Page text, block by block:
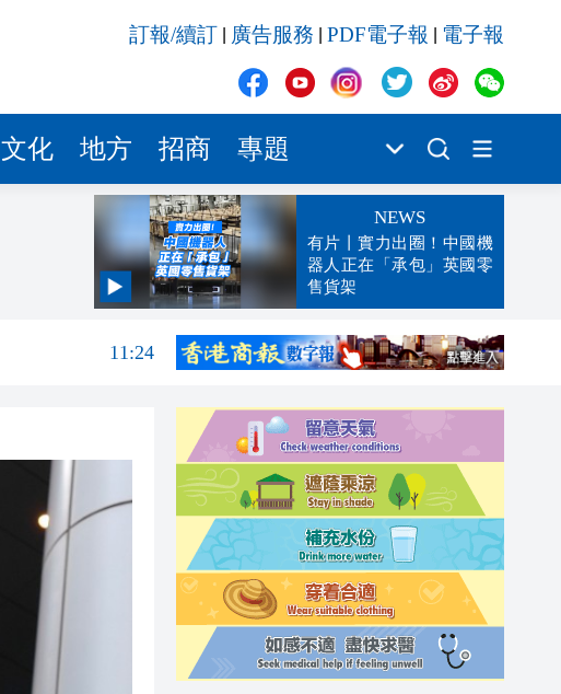
訂報/續訂 廣告服務 PDF電子報 電子報
文化 地方 招商 專題
NEWS
有片丨實力出圈！中國機
器人正在「承包」英國零
售貨架
11:28
11:24